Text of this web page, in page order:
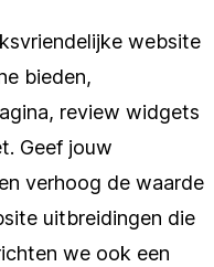
website
bieden,
review widgets
Geef jouw
verhoog de waarde
uitbreidingen die
we ook een